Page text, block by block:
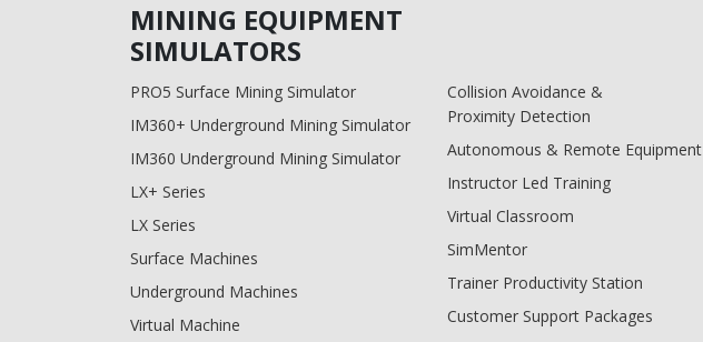
MINING EQUIPMENT
SIMULATORS
PRO5 Surface Mining Simulator
IM360+ Underground Mining Simulator
IM360 Underground Mining Simulator
LX+ Series
LX Series
Surface Machines
Underground Machines
Virtual Machine
Collision Avoidance &
Proximity Detection
Autonomous & Remote Equipment
Instructor Led Training
Virtual Classroom
SimMentor
Trainer Productivity Station
Customer Support Packages